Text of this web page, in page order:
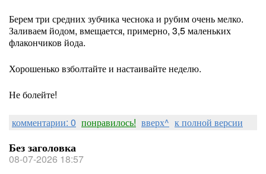
Берем три средних зубчика чеснока и рубим очень мелко.
Заливаем йодом, вмещается, примерно, 3,5 маленьких
флакончиков йода.
Хорошенько взболтайте и настаивайте неделю.
Не болейте!
комментарии: 0 понравилось! вверх^ к полной версии
Без заголовка
08-07-2026 18:57